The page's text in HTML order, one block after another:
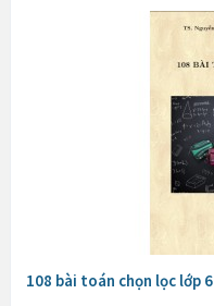
108 bài toán chọn lọc lớp 6